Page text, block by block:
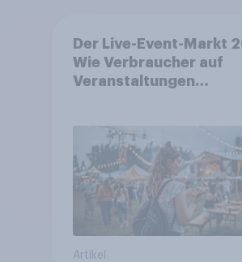
Der Live-Event-Markt
Wie Verbraucher auf
Veranstaltungen
Artikel